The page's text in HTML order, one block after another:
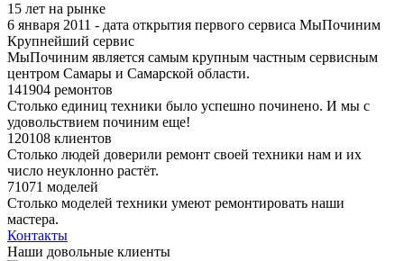
15 лет на рынке
6 января 2011 - дата открытия первого сервиса МыПочиним
Крупнейший сервис
МыПочиним является самым крупным частным сервисным
центром Самары и Самарской области.
141904 ремонтов
Столько единиц техники было успешно починено. И мы с
удовольствием починим еще!
120108 клиентов
Столько людей доверили ремонт своей техники нам и их
число неуклонно растёт.
71071 моделей
Столько моделей техники умеют ремонтировать наши
мастера.
Контакты
Наши довольные клиенты